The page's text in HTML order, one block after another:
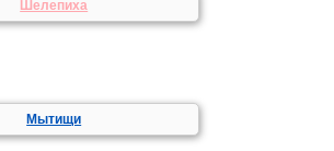
Шелепиха
Мытищи